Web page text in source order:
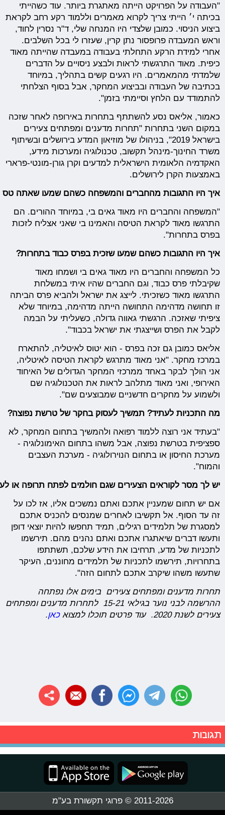
"העבודה על הפרויקט הייתה מאתגרת ביותר. עוד כשהייתי
בכיתה י׳ הייתי צריך לקרוא מאמרים וללמוד רקע רחב לקראת
ביצוע הניסוי. כמובן שלצדי היו המנחה שלי, ד"ר נסרין לחוד,
וראש המעבדה פרופסור נתן קרין, שעזרו לי בכל השלבים.
אחרי למידת הרקע התחלתי בעבודה במעבדה שהייתה מאוד
כיפית. מאוד התרגשתי לראות ולבצע ניסויים על הדברים
שלמדתי מהמאמרים. היו רגעים קשים בתהליך, במיוחד
בכתיבה של העבודה ובביצוע המחקר, אבל בסוף הצלחתי
להתמודד עם הלחץ וסיימתי בזמן".
כאמור, אליאס נסע להשתתף בתחרות באירופה לאחר שזכה
במקום השני בתחרות "תחרות מדענים ומפתחים צעירים
בישראל 2019", בניהולו של מוזיאון המדע בירושלים ובשיתוף
משרד החינוך-מינהל תקשוב, טכנולוגיה ומערכות מידע,
האקדמיה הלאומית הישראלית למדעים וקרן גורן-מונטי-פרארי
באמצעות הקרן לירושלים.
איך היו התגובות מהחברים והמשפחה כשהם שמעו שאתה טס
"המשפחה והחברים היו מאוד גאים בי, במיוחד ההורים. הם
התרגשו מאוד לקראת הטיסה והאמינו בי שאני אצליח לזכות
בפרס בתחרות".
איך היו התגובות כשהם שמעו שזכית בפרס כבוד בתחרות?
כל המשפחה והחברים היו מאוד גאים בי ושמחו מאוד
שקיבלתי פרס כבוד, וגם החברים שהיו איתי במשלחת
התרגשו מאוד כשזכיתי. לייצג את ישראל ולהביא פרס הביתה
זו תחושה מדהימה התחושה הייתה מדהימה, במיוחד שלא
ציפיתי שאזכה. הרגשתי גאווה גדולה, כשעליתי על הבמה
לקבל את הפרס ושייצגתי את ישראל בכבוד".
אליאס כמובן גם זכה בפרס - הוא יטוס לאיטליה, להתארח
במרכז מחקר. "אני מאוד מתרגש לקראת הטיסה לאיטליה,
אני הולך לבקר באחד ממרכזי המחקר הגדולים של האיחוד
האירופי, ואני מאוד מתלהב לראות את הטכנולוגיה שם
ולשמוע על מחקרים חדשניים שמבוצעים שם".
מה התכניות לעתיד? תמשיך לעסוק בחקר של טרשת נפוצה?
"בעתיד אני רוצה ללמוד רפואה ולהמשיך בתחום המחקר, לא
ספציפית בטרשת נפוצה, אבל משהו בתחום האימונלוגיה -
מערכת החיסון או בתחום הנוירולוגיה - מערכת העצבים
והמוח".
יש לך מסר לקוראים הצעירים שגם חולמים לפתח תרופה או
אם יש תחום שמעניין אתכם ואתם נמשכים אליו, אז לכו על
זה עד הסוף. אל תקשיבו לאחרים שמנסים להכניס אתכם
למסגרת של תלמידים רגילים, תמיד תחפשו להיות יוצאי דופן
ותעשו דברים שיאתגרו אתכם ואתם נהנים מהם. תירשמו
לתכניות של מדע, תרחיבו את הידע שלכם, תשתתפו
בתחרויות, תירשמו לתכניות של תלמידים מחוננים, העיקר
שתעשו משהו שיקרב אתכם לתחום הזה".
תחרות מדענים ומפתחים צעירים בימים אלו נפתחה
ההרשמה לבני נוער בגילאי 15-21 לתחרות מדענים ומפתחים
צעירים לשנת 2020. עוד פרטים תוכלו למצוא
כאן.
תגובות
2011-2026 © פרוגי תקשורת בע"מ